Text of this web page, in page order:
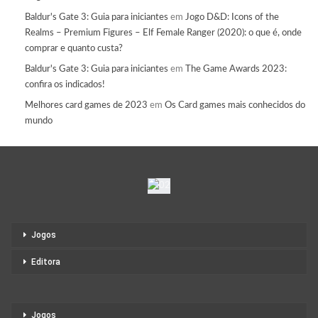
Baldur's Gate 3: Guia para iniciantes em Jogo D&D: Icons of the
Realms – Premium Figures – Elf Female Ranger (2020): o que é, onde
comprar e quanto custa?
Baldur's Gate 3: Guia para iniciantes em
The Game Awards 2023:
confira os indicados!
Melhores card games de 2023 em Os Card games mais conhecidos do
mundo
Jogos
Editora
Jogos